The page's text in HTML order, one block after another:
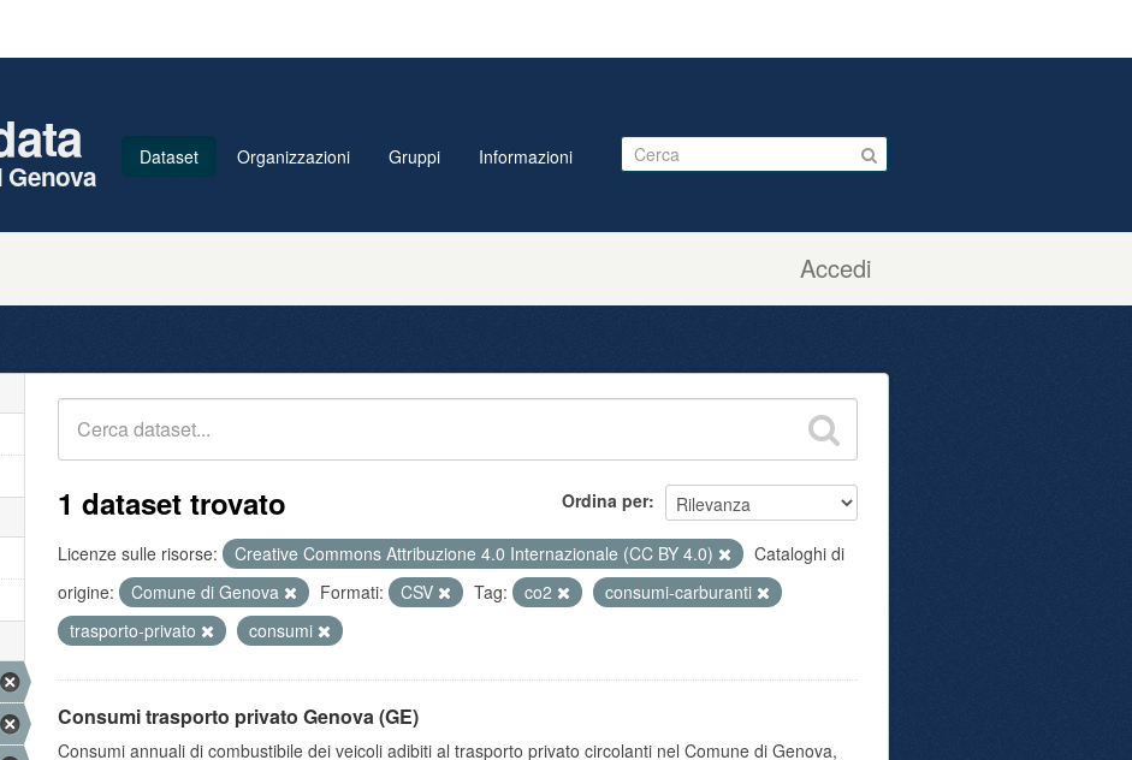
Accedi
Genova
Dataset Organizzazioni Gruppi Informazioni
Ordina per
1 dataset trovato
Licenze sulle risorse: Creative Commons Attribuzione 4.0 Internazionale (CC BY 4.0)
Cataloghi di
origine:
Comune di Genova Formati: CSV Tag: co2
consumi-carburanti
trasporto-privato
consumi
Consumi trasporto privato Genova (GE)
Consumi annuali di combustibile dei veicoli adibiti al trasporto privato circolanti nel Comune di Genova,